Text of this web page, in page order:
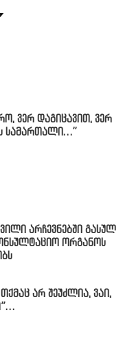
ვერ დაგიცავით, ვერ
სამართალი…”
არჩევნებში გასულ
ორგანოს
არ შეუძლია, ვაი,